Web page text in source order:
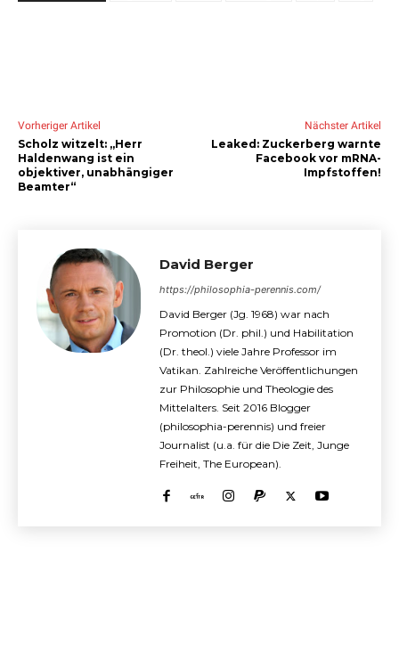
Vorheriger Artikel
Scholz witzelt: „Herr
Haldenwang ist ein
objektiver, unabhängiger
Beamter“
Nächster Artikel
Leaked: Zuckerberg warnte
Facebook vor mRNA-
Impfstoffen!
David Berger
https://philosophia-perennis.com/
David Berger (Jg. 1968) war nach
Promotion (Dr. phil.) und Habilitation
(Dr. theol.) viele Jahre Professor im
Vatikan. Zahlreiche Veröffentlichungen
zur Philosophie und Theologie des
Mittelalters. Seit 2016 Blogger
(philosophia-perennis) und freier
Journalist (u.a. für die Die Zeit, Junge
Freiheit, The European).